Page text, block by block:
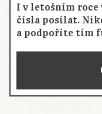
I v letošním roce
čísla posílat.
a podpoříte tím